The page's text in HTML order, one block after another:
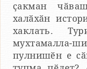
ҫакман
халӑхӑн
хаклать.
мухтамалла-
пулнишӗн е